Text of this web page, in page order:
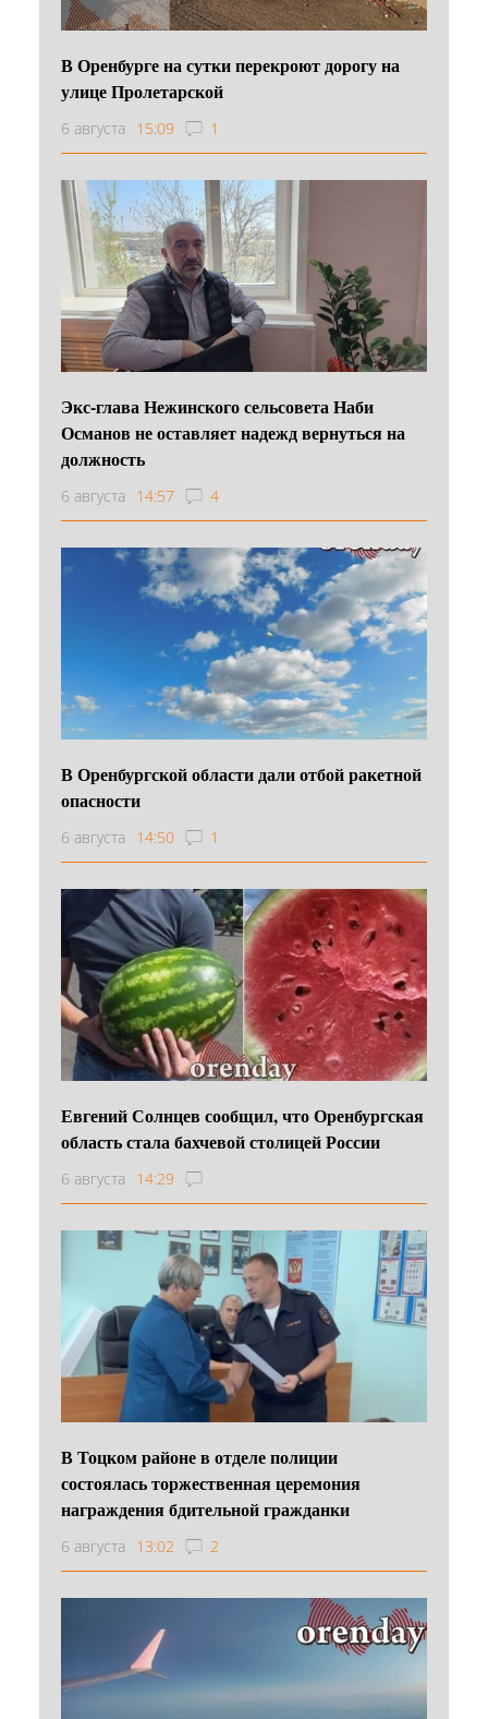
В Оренбурге на сутки перекроют дорогу на
улице Пролетарской
6 августа 15:09 1
Экс-глава Нежинского сельсовета Наби
Османов не оставляет надежд вернуться на
должность
6 августа 14:57 4
В Оренбургской области дали отбой ракетной
опасности
6 августа 14:50 1
Евгений Солнцев сообщил, что Оренбургская
область стала бахчевой столицей России
6 августа 14:29
В Тоцком районе в отделе полиции
состоялась торжественная церемония
награждения бдительной гражданки
6 августа 13:02 2